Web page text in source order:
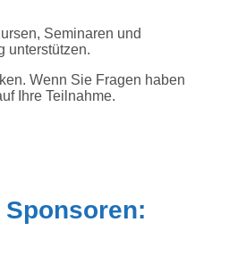
Seminaren und
unterstützen.
Wenn Sie Fragen haben
Ihre Teilnahme.